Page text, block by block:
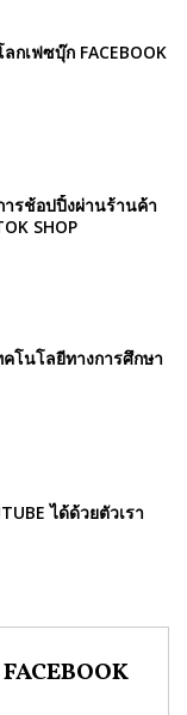
กเฟซบุ๊ก FACEBOOK
รช้อปปิ้งผ่านร้านค้า
SHOP
คโนโลยีทางการศึกษา
ได้ด้วยตัวเรา